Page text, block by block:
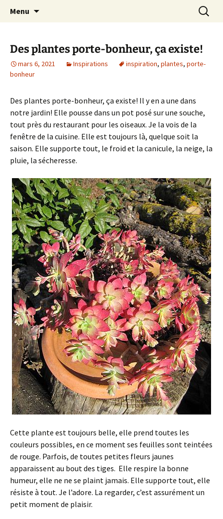
filsetcrayons
Le blog de Sophie A
Menu
Des plantes porte-bonheur, ça existe!
mars 6, 2021 Inspirations inspiration, plantes, porte-
bonheur
Des plantes porte-bonheur, ça existe! Il y en a une dans
notre jardin! Elle pousse dans un pot posé sur une souche,
tout près du restaurant pour les oiseaux. Je la vois de la
fenêtre de la cuisine. Elle est toujours là, quelque soit la
saison. Elle supporte tout, le froid et la canicule, la neige, la
pluie, la sécheresse.
Cette plante est toujours belle, elle prend toutes les
couleurs possibles, en ce moment ses feuilles sont teintées
de rouge. Parfois, de toutes petites fleurs jaunes
apparaissent au bout des tiges. Elle respire la bonne
humeur, elle ne ne se plaint jamais. Elle supporte tout, elle
résiste à tout. Je l’adore. La regarder, c’est assurément un
petit moment de plaisir.